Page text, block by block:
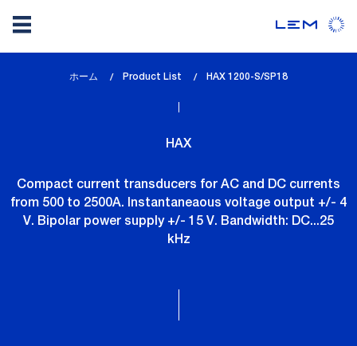
ツ
ホーム Product List
lem_current_page
HAX 1200-S/SP18
HAX
Compact current transducers for AC and DC currents
from 500 to 2500A. Instantaneaous voltage output +/- 4
V. Bipolar power supply +/- 15 V. Bandwidth: DC...25
kHz